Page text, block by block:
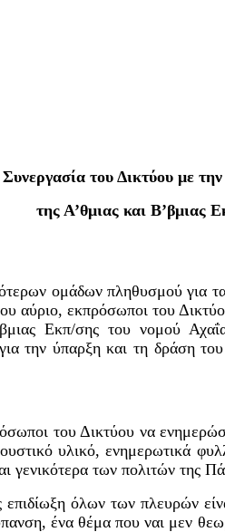
Συνεργασία του Δικτύου με
της Α’θμιας και Β’βμιας
ομάδων πληθυσμού για
αύριο, εκπρόσωποι του
Εκπ/σης του νομού
την ύπαρξη και τη δράση
του Δικτύου να
υλικό, ενημερωτικά
γενικότερα των πολιτών
όλων των πλευρών
ένα θέμα που ναι μεν